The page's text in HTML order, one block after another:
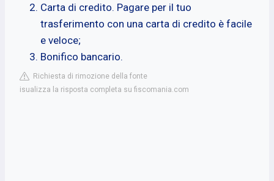
Carta di credito. Pagare per il tuo
trasferimento con una carta di credito è facile
e veloce;
Bonifico bancario.
Richiesta di rimozione della fonte
isualizza la risposta completa su fiscomania.com